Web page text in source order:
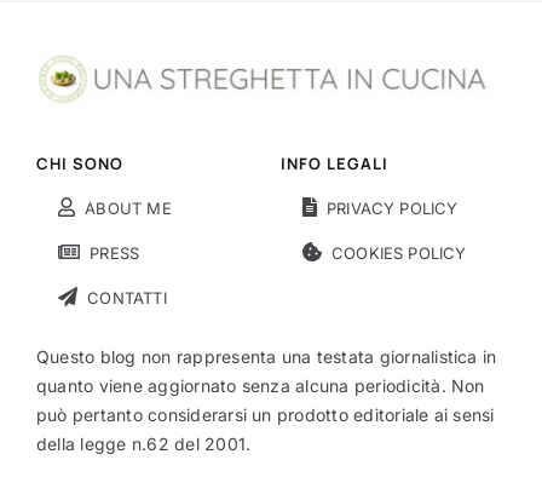
CHI SONO
ABOUT ME
PRESS
CONTATTI
INFO LEGALI
PRIVACY POLICY
COOKIES POLICY
Questo blog non rappresenta una testata giornalistica in
quanto viene aggiornato senza alcuna periodicità. Non
può pertanto considerarsi un prodotto editoriale ai sensi
della legge n.62 del 2001.